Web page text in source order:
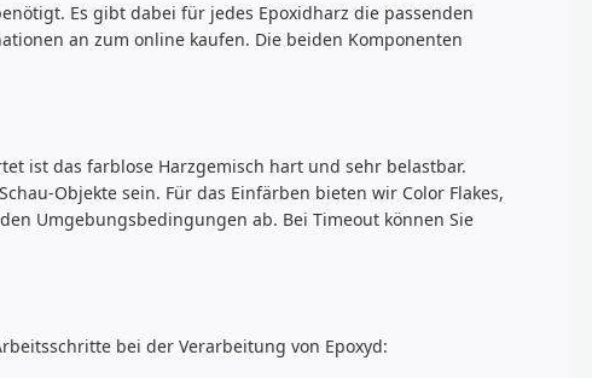
Es gibt dabei für jedes Epoxidharz die passenden
an zum online kaufen. Die beiden Komponenten
ist das farblose Harzgemisch hart und sehr belastbar.
Objekte sein. Für das Einfärben bieten wir Color Flakes,
Umgebungsbedingungen ab. Bei Timeout können Sie
bei der Verarbeitung von Epoxyd: